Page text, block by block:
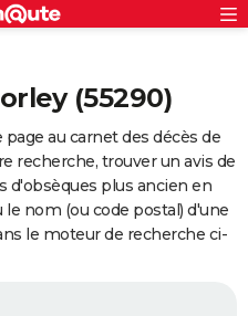
(55290)
au carnet des décès de
recherche, trouver un avis de
d'obsèques plus ancien en
nom (ou code postal) d'une
le moteur de recherche ci-